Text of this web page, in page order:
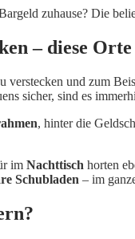
zuhause? Die
– diese
verstecken und zum
sicher, sind es
, hinter die
im Nachttisch horten
Schubladen – im